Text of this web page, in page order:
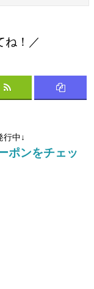
ね！／
中↓
ポンをチェッ